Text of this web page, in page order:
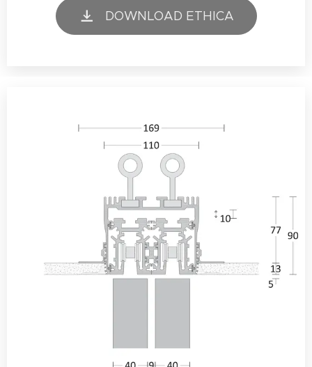
DOWNLOAD ETHICA